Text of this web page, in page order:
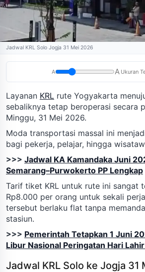
Jadwal KRL Solo Jogja 31 Mei 2026
A A Ukuran
Layanan KRL rute Yogyakarta
sebaliknya tetap beroperasi secara
Minggu, 31 Mei 2026.
Moda transportasi massal ini
bagi pekerja, pelajar, hingga
>>> Jadwal KA Kamandaka Juni
Semarang–Purwokerto PP Lengkap
Tarif tiket KRL untuk rute ini sangat
Rp8.000 per orang untuk sekali
tersebut berlaku flat tanpa
stasiun.
>>> Pemerintah Tetapkan 1 Juni
Libur Nasional Peringatan Hari
Jadwal KRL Solo ke Jogja 31